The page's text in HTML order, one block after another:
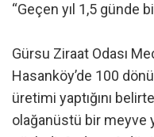
“Geçen yıl 1,5 günde
Gürsu Ziraat Odası
Hasanköy’de 100
üretimi yaptığını
olağanüstü bir meyve